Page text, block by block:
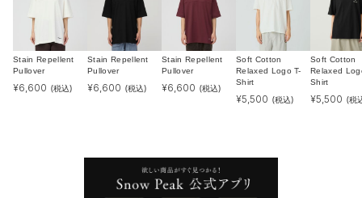
Stain Repellent
Pullover
¥6,600 (税込)
Stain Repellent
Pullover
¥6,600 (税込)
Stain Repellent
Pullover
¥6,600 (税込)
Soft Cotton
Relaxed Logo T-
Shirt
¥5,500 (税込)
Soft Cotton
Relaxed
Shirt
¥5,500 (税